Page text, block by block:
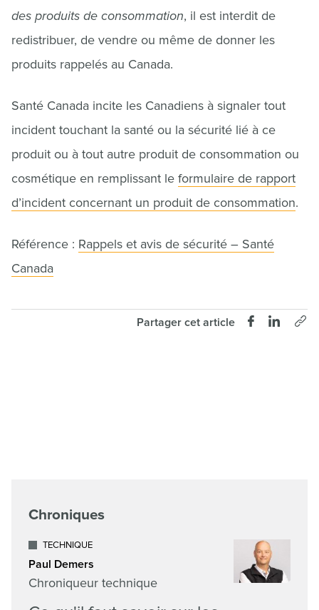
des produits de consommation, il est interdit de
redistribuer, de vendre ou même de donner les
produits rappelés au Canada.
Santé Canada incite les Canadiens à signaler tout
incident touchant la santé ou la sécurité lié à ce
produit ou à tout autre produit de consommation ou
cosmétique en remplissant le formulaire de rapport
d’incident concernant un produit de consommation.
Référence : Rappels et avis de sécurité – Santé
Canada
Partager cet article
Chroniques
TECHNIQUE
Paul Demers
Chroniqueur technique